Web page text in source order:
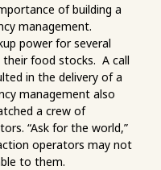
of building a
management.
power for several
their food stocks. A call
in the delivery of a
management also
a crew of
“Ask for the world,”
operators may not
to them.